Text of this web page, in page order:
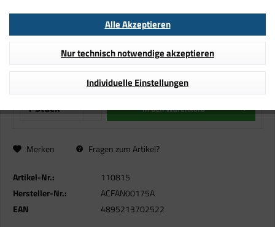
Port
14,99 € *
zzgl. Versandkosten
In denWarenkorb
Merken Fragen zum Artikel?
Artikel-Nr.:
110815
Hersteller-Nr.:
ACFAN00175A
EAN
4895213702522
Individuelle Einstellungen
Nur technisch notwendige akzeptieren
Alle Akzeptieren